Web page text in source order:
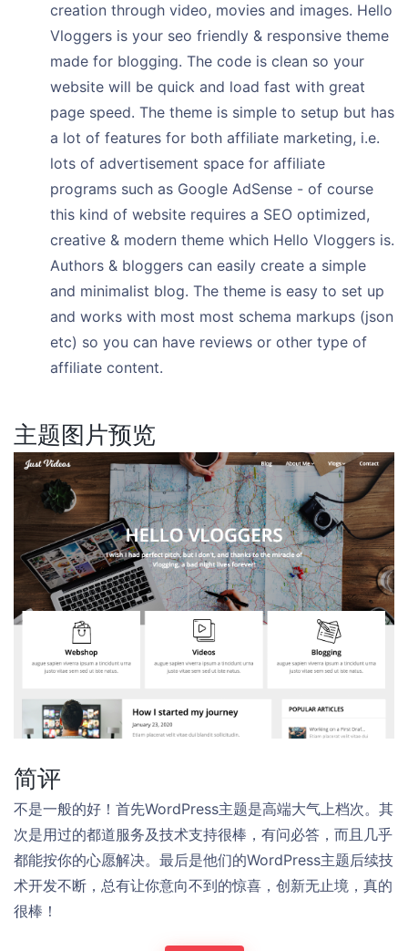
creation through video, movies and images. Hello
Vloggers is your seo friendly & responsive theme
made for blogging. The code is clean so your
website will be quick and load fast with great
page speed. The theme is simple to setup but has
a lot of features for both affiliate marketing, i.e.
lots of advertisement space for affiliate
programs such as Google AdSense - of course
this kind of website requires a SEO optimized,
creative & modern theme which Hello Vloggers is.
Authors & bloggers can easily create a simple
and minimalist blog. The theme is easy to set up
and works with most most schema markups (json
etc) so you can have reviews or other type of
affiliate content.
主题图片预览
简评
不是一般的好！首先WordPress主题是高端大气上档次。其
次是用过的都道服务及技术支持很棒，有问必答，而且几乎
都能按你的心愿解决。最后是他们的WordPress主题后续技
术开发不断，总有让你意向不到的惊喜，创新无止境，真的
很棒！